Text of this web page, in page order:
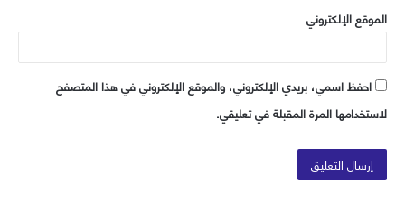
الموقع الإلكتروني
احفظ اسمي، بريدي الإلكتروني، والموقع الإلكتروني في هذا المتصفح
لاستخدامها المرة المقبلة في تعليقي.